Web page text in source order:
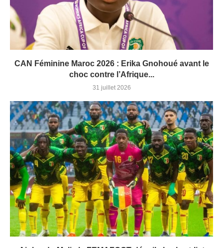
CAN Féminine Maroc 2026 : Erika Gnohoué avant le
choc contre l’Afrique...
31 juillet 2026